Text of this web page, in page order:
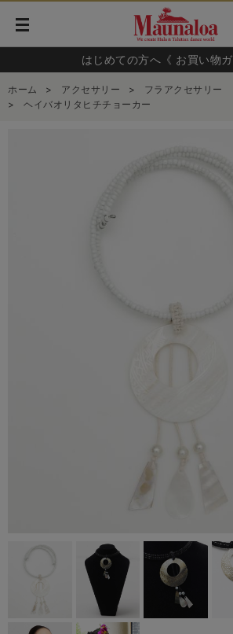
はじめての方へ《 お買い物ガ
ホーム > アクセサリー >
フラアクセサリー
>
ヘイバオリタヒチチョーカー